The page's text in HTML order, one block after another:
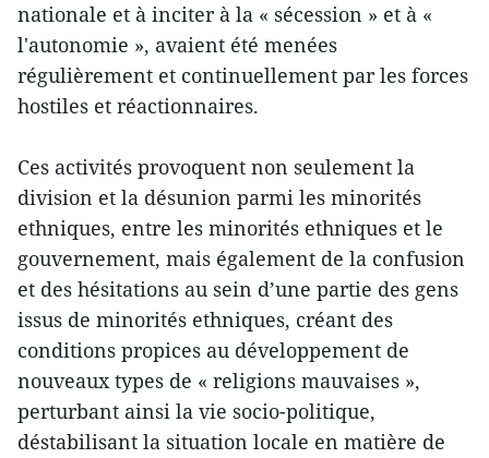
nationale et à inciter à la « sécession » et à «
l'autonomie », avaient été menées
régulièrement et continuellement par les forces
hostiles et réactionnaires.
Ces activités provoquent non seulement la
division et la désunion parmi les minorités
ethniques, entre les minorités ethniques et le
gouvernement, mais également de la confusion
et des hésitations au sein d’une partie des gens
issus de minorités ethniques, créant des
conditions propices au développement de
nouveaux types de « religions mauvaises »,
perturbant ainsi la vie socio-politique,
déstabilisant la situation locale en matière de